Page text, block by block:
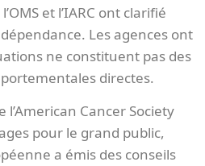
et l’IARC ont clarifié
Les agences ont
ne constituent pas des
directes.
Cancer Society
pour le grand public,
a émis des conseils